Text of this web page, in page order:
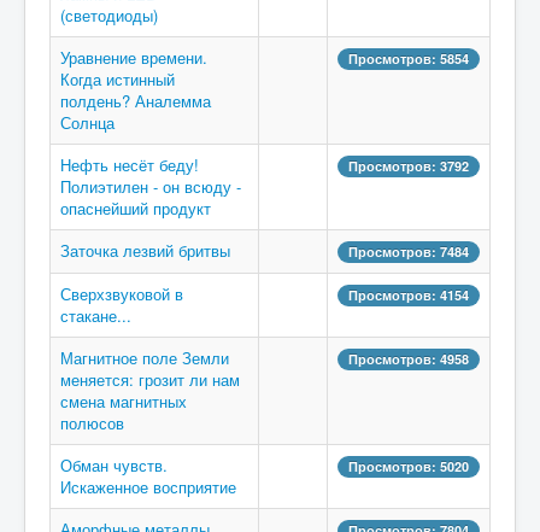
(светодиоды)
Уравнение времени.
Когда истинный
полдень? Аналемма
Солнца
Просмотров: 5854
Нефть несёт беду!
Полиэтилен - он всюду -
опаснейший продукт
Просмотров: 3792
Заточка лезвий бритвы Просмотров: 7484
Сверхзвуковой в
стакане...
Просмотров: 4154
Магнитное поле Земли
меняется: грозит ли нам
смена магнитных
полюсов
Просмотров: 4958
Обман чувств.
Искаженное восприятие
Просмотров: 5020